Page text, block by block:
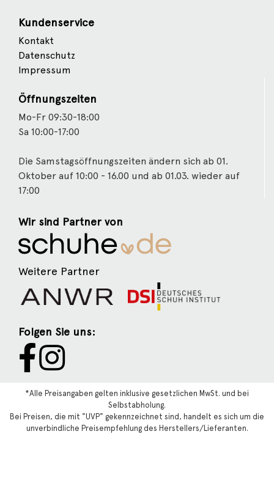
Kundenservice
Kontakt
Datenschutz
Impressum
Öffnungszeiten
Mo-Fr 09:30-18:00
Sa 10:00-17:00
Die Samstagsöffnungszeiten ändern sich ab 01.
Oktober auf 10:00 - 16.00 und ab 01.03. wieder auf
17:00
Wir sind Partner von
Weitere Partner
Folgen Sie uns:
*Alle Preisangaben gelten inklusive gesetzlichen MwSt. und bei
Selbstabholung.
Bei Preisen, die mit "UVP" gekennzeichnet sind, handelt es sich um die
unverbindliche Preisempfehlung des Herstellers/Lieferanten.